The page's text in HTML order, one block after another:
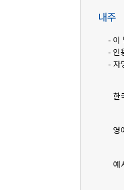
내주
- 이
- 인
- 자
한
영
예